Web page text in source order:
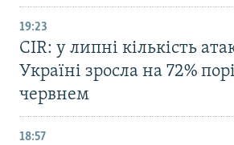
19:23
CIR: у липні кількість
Україні зросла на 72%
червнем
18:57